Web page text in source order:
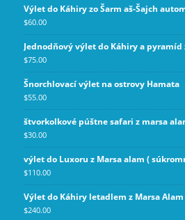
Výlet do Káhiry zo Šarm aš-Šajch
$60.00
Jednodňový výlet do Káhiry a pyramíd
$75.00
Šnorchlovací výlet na ostrovy Hamata
$55.00
štvorkolkové púštne safari z marsa
$30.00
výlet do Luxoru z Marsa alam (
$110.00
Výlet do Káhiry letadlem z Marsa Alam
$240.00